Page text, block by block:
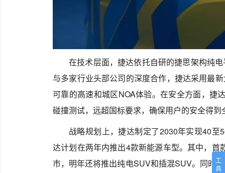
工
具
在技术层面，捷达依托自研的捷思架构纯
与多家行业头部公司的深度合作，捷达采用最
可靠的高速和城区NOA体验。在安全方面，捷
碰撞测试，远超国标要求，确保用户的安全得到
战略规划上，捷达制定了2030年实现40
达计划在两年内推出4款新能源车型。其中，
市，明年还将推出纯电SUV和插混SUV。同时